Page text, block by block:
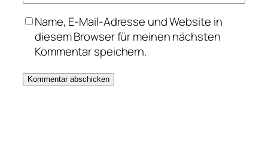
Name, E-Mail-Adresse und Website in
diesem Browser für meinen nächsten
Kommentar speichern.